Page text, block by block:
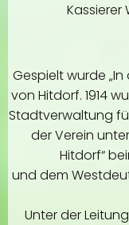
Kassierer
Gespielt wurde
von Hitdorf. 1914
Stadtverwaltung
der Verein
Hitdorf“
und dem
Unter der